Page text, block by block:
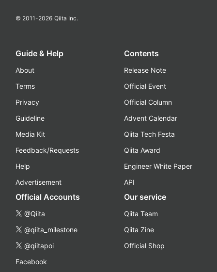
© 2011-2026 Qiita Inc.
Guide & Help
About
Terms
Privacy
Guideline
Media Kit
Feedback/Requests
Help
Advertisement
Contents
Release Note
Official Event
Official Column
Advent Calendar
Qiita Tech Festa
Qiita Award
Engineer White Paper
API
Official Accounts
@Qiita
@qiita_milestone
@qiitapoi
Facebook
Our service
Qiita Team
Qiita Zine
Official Shop